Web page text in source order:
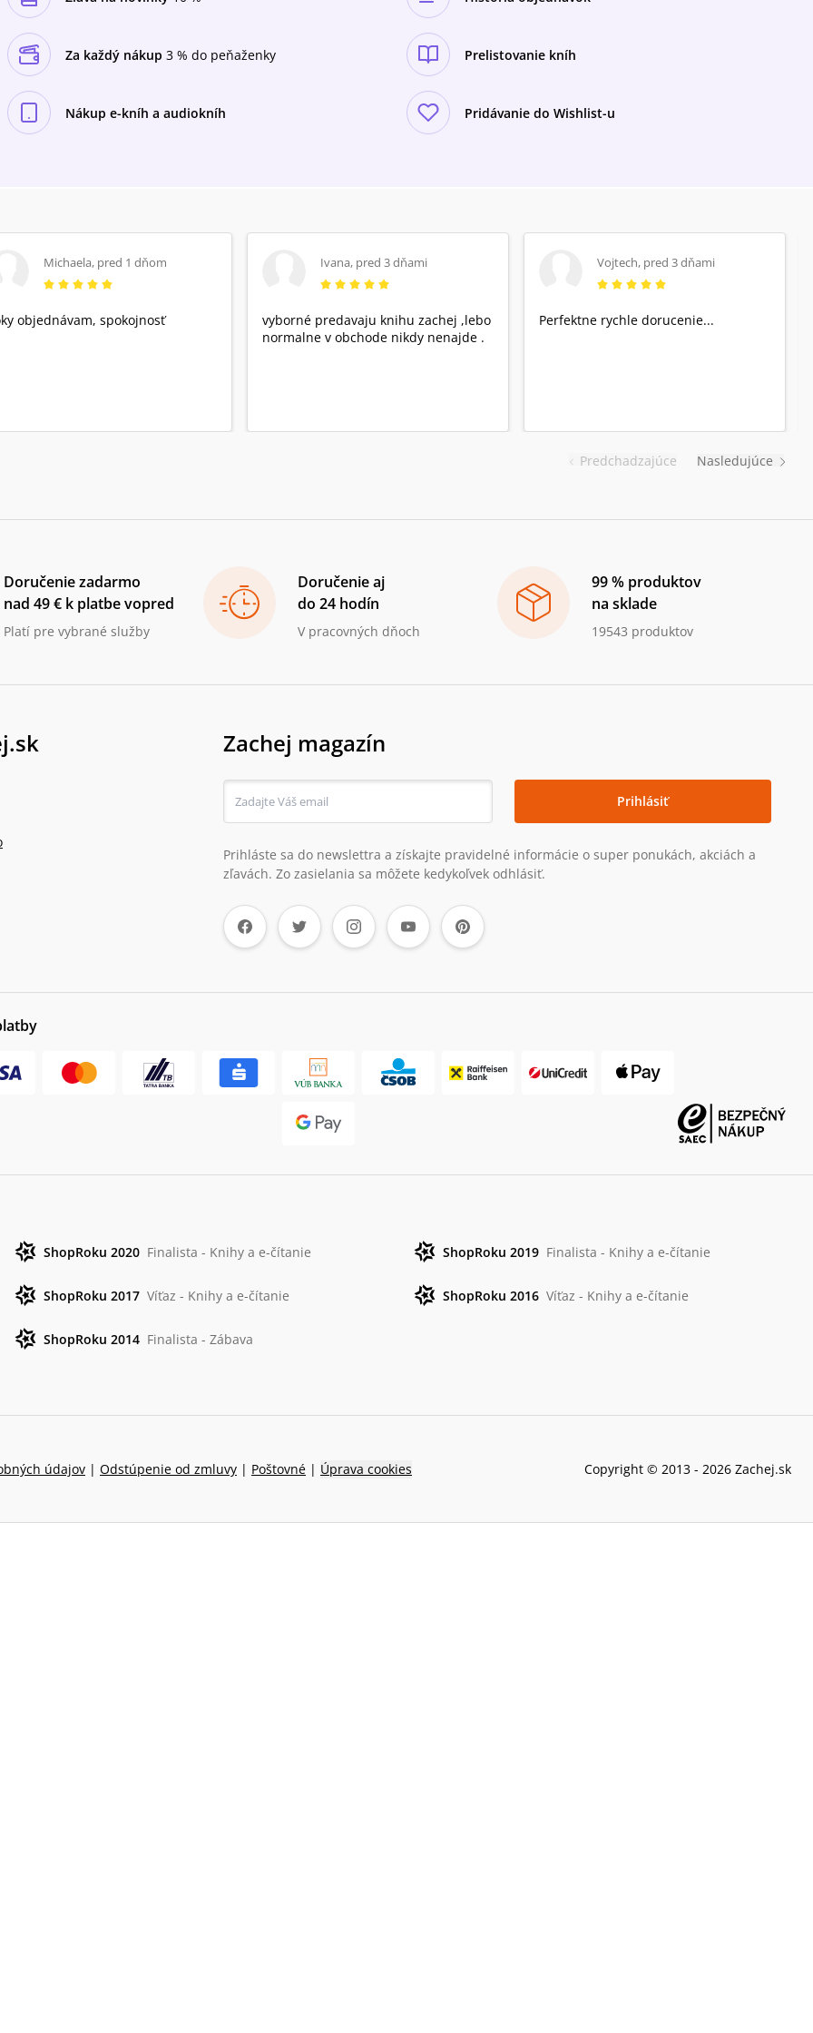
Za každý nákup 3 % do peňaženky Prelistovanie kníh
Nákup e-kníh a audiokníh Pridávanie do Wishlist-u
Predchadzajúce
Michaela, pred 1 dňom
objednávam, spokojnosť
Ivana, pred 3 dňami
vyborné predavaju knihu zachej ,lebo
normalne v obchode nikdy nenajde .
Vojtech, pred 3 dňami
Perfektne rychle dorucenie...
Nasledujúce
Doručenie zadarmo
nad 49 € k platbe vopred
Platí pre vybrané služby
Doručenie aj
do 24 hodín
V pracovných dňoch
99 % produktov
na sklade
19543 produktov
Zachej magazín
Prihlásiť
Prihláste sa do newslettra a získajte pravidelné informácie o super ponukách, akciách a
zľavách. Zo zasielania sa môžete kedykoľvek odhlásiť.
ShopRoku 2020 Finalista - Knihy a e-čítanie ShopRoku 2019 Finalista - Knihy a e-čítanie
ShopRoku 2017 Víťaz - Knihy a e-čítanie ShopRoku 2016 Víťaz - Knihy a e-čítanie
ShopRoku 2014 Finalista - Zábava
údajov | Odstúpenie od zmluvy | Poštovné | Úprava cookies Copyright © 2013 - 2026 Zachej.sk